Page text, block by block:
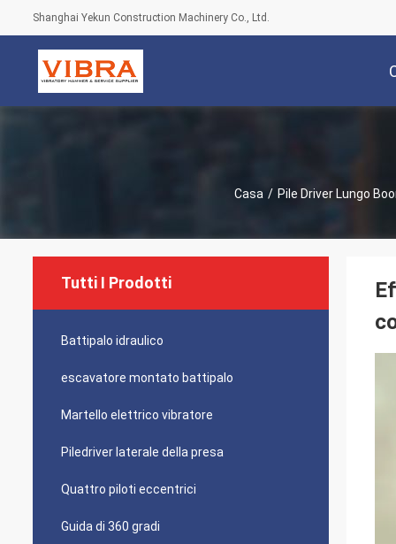
Shanghai Yekun Construction Machinery Co., Ltd.
Casa / Pile Driver Lungo
Tutti I Prodotti
Battipalo idraulico
escavatore montato battipalo
Martello elettrico vibratore
Piledriver laterale della presa
Quattro piloti eccentrici
Guida di 360 gradi